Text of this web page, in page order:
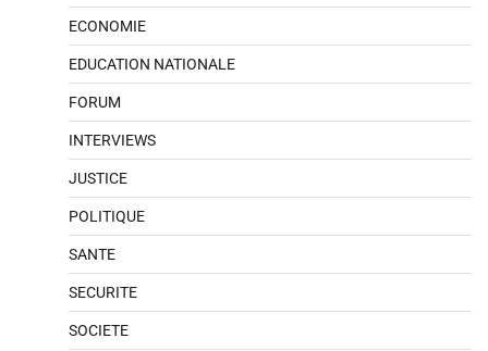
ECONOMIE
EDUCATION NATIONALE
FORUM
INTERVIEWS
JUSTICE
POLITIQUE
SANTE
SECURITE
SOCIETE